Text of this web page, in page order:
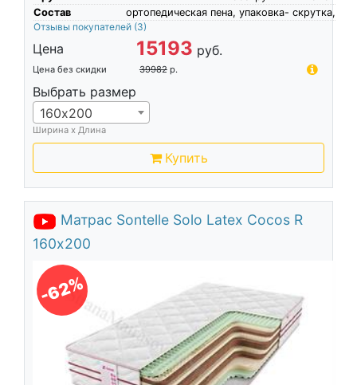
Состав
ортопедическая пена, упаковка- скрутка,
Отзывы покупателей (3)
Цена 15193 руб.
Цена без скидки 39982 р.
Выбрать размер
160х200
Ширина х Длина
Купить
Матрас Sontelle Solo Latex Cocos R
160х200
-62%